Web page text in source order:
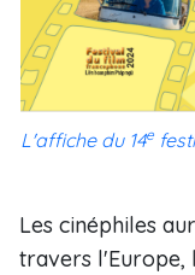
L'affiche du 14e
Les cinéphiles
travers l'Europe,